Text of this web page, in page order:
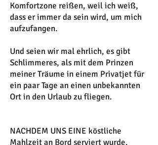
Komfortzone reißen, weil ich weiß,
dass er immer da sein wird, um mich
aufzufangen.
Und seien wir mal ehrlich, es gibt
Schlimmeres, als mit dem Prinzen
meiner Träume in einem Privatjet für
ein paar Tage an einen unbekannten
Ort in den Urlaub zu fliegen.
NACHDEM UNS EINE köstliche
Mahlzeit an Bord serviert wurde,